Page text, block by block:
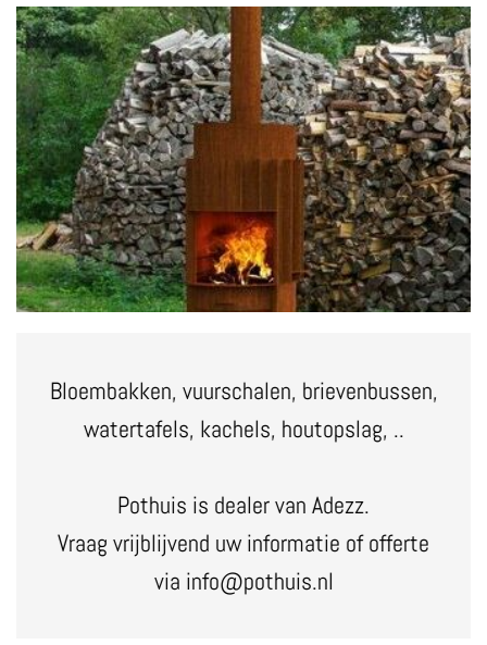
Bloembakken, vuurschalen, brievenbussen,
watertafels, kachels, houtopslag, ..
Pothuis is dealer van Adezz.
Vraag vrijblijvend uw informatie of offerte
via info@pothuis.nl